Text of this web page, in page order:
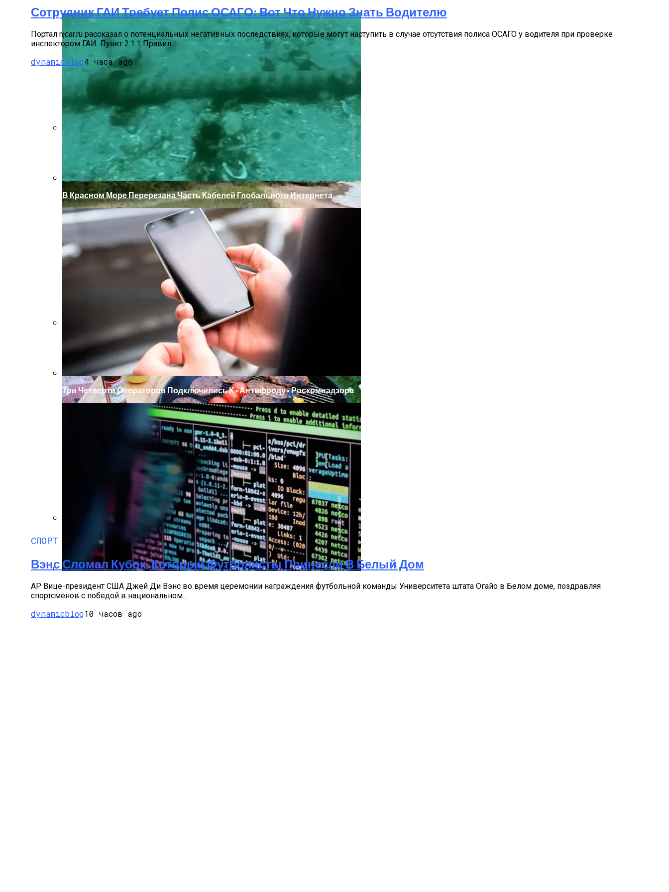
Как Купить Сотовый Поликарбонат В Нижнем Новгороде
Палатка На Троих – Ваш Мобильный Дом
Преимущества И Особенности Угольных Грилей
В Красном Море Перерезана Часть Кабелей Глобального Интернета
Три Четверти Операторов Подключились К «Антифроду» Роскомнадзора
IT-Армия Украины Может Пойти По Пути ИГ И «Аль-Каиды»
Сотрудник ГАИ Требует Полис ОСАГО: Вот Что Нужно Знать Водителю
Портал njcar.ru рассказал о потенциальных негативных последствиях, которые могут наступить в случае отсутствия полиса ОСАГО у водителя при проверке
инспектором ГАИ. Пункт 2.1.1 Правил...
dynamicblog4 часа ago
СПОРТ
Вэнс Сломал Кубок, Который Футболисты Принесли В Белый Дом
AP Вице-президент США Джей Ди Вэнс во время церемонии награждения футбольной команды Университета штата Огайо в Белом доме, поздравляя
спортсменов с победой в национальном...
dynamicblog10 часов ago